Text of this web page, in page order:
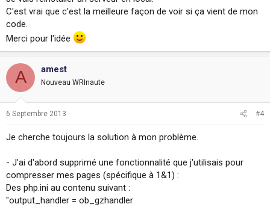
C'est vrai que c'est la meilleure façon de voir si ça vient de mon
code.
Merci pour l'idée
A amest
Nouveau WRInaute
6 Septembre 2013 #4
Je cherche toujours la solution à mon problème.
- J'ai d'abord supprimé une fonctionnalité que j'utilisais pour
compresser mes pages (spécifique à 1&1) :
Des php.ini au contenu suivant :
"output_handler = ob_gzhandler